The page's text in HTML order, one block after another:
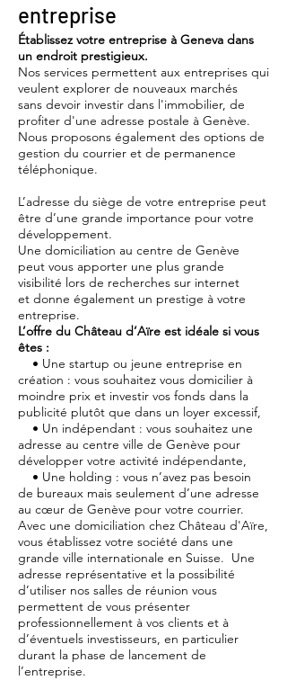
entreprise
Établissez votre entreprise à Geneva dans
un endroit prestigieux.
Nos services permettent aux entreprises qui
veulent explorer de nouveaux marchés
sans devoir investir dans l'immobilier, de
profiter d'une adresse postale à Genève.
Nous proposons également des options de
gestion du courrier et de permanence
téléphonique.
L’adresse du siège de votre entreprise peut
être d’une grande importance pour votre
développement.
Une domiciliation au centre de Genève
peut vous apporter une plus grande
visibilité lors de recherches sur internet
et donne également un prestige à votre
entreprise.
L’offre du Château d’Aïre est idéale si vous
êtes :
• Une startup ou jeune entreprise en
création : vous souhaitez vous domicilier à
moindre prix et investir vos fonds dans la
publicité plutôt que dans un loyer excessif,
• Un indépendant : vous souhaitez une
adresse au centre ville de Genève pour
développer votre activité indépendante,
• Une holding : vous n’avez pas besoin
de bureaux mais seulement d’une adresse
au cœur de Genève pour votre courrier.
Avec une domiciliation chez Château d'Aïre,
vous établissez votre société dans une
grande ville internationale en Suisse. Une
adresse représentative et la possibilité
d’utiliser nos salles de réunion vous
permettent de vous présenter
professionnellement à vos clients et à
d’éventuels investisseurs, en particulier
durant la phase de lancement de
l’entreprise.